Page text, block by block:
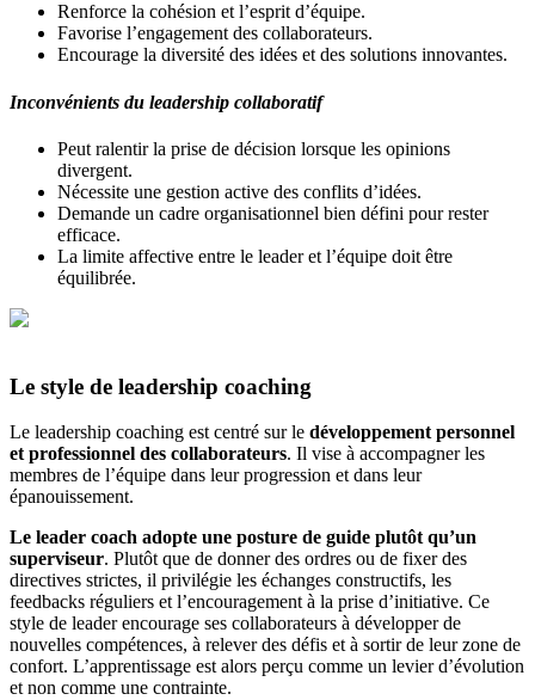
Renforce la cohésion et l’esprit d’équipe.
Favorise l’engagement des collaborateurs.
Encourage la diversité des idées et des solutions innovantes.
Inconvénients du leadership collaboratif
Peut ralentir la prise de décision lorsque les opinions
divergent.
Nécessite une gestion active des conflits d’idées.
Demande un cadre organisationnel bien défini pour rester
efficace.
La limite affective entre le leader et l’équipe doit être
équilibrée.
Le style de leadership coaching
Le leadership coaching est centré sur le développement personnel
et professionnel des collaborateurs. Il vise à accompagner les
membres de l’équipe dans leur progression et dans leur
épanouissement.
Le leader coach adopte une posture de guide plutôt qu’un
superviseur. Plutôt que de donner des ordres ou de fixer des
directives strictes, il privilégie les échanges constructifs, les
feedbacks réguliers et l’encouragement à la prise d’initiative. Ce
style de leader encourage ses collaborateurs à développer de
nouvelles compétences, à relever des défis et à sortir de leur zone de
confort. L’apprentissage est alors perçu comme un levier d’évolution
et non comme une contrainte.